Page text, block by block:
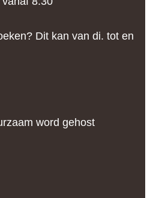
Dit kan van di. tot en
word gehost